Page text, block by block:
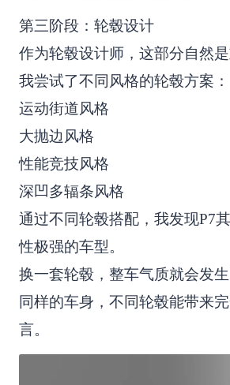
第三阶段：轮毂设计
作为轮毂设计师，这部分自然是
我尝试了不同风格的轮毂方案：
运动街道风格
大抛边风格
性能竞技风格
深凹多辐条风格
通过不同轮毂搭配，我发现P7
性极强的车型。
换一套轮毂，整车气质就会发生
同样的车身，不同轮毂能带来
言。